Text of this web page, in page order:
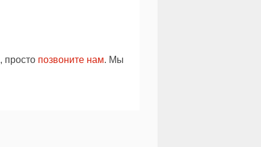
, просто позвоните нам. Мы